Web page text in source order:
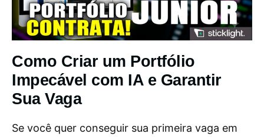
Como Criar um Portfólio
Impecável com IA e Garantir
Sua Vaga
Se você quer conseguir sua primeira vaga em